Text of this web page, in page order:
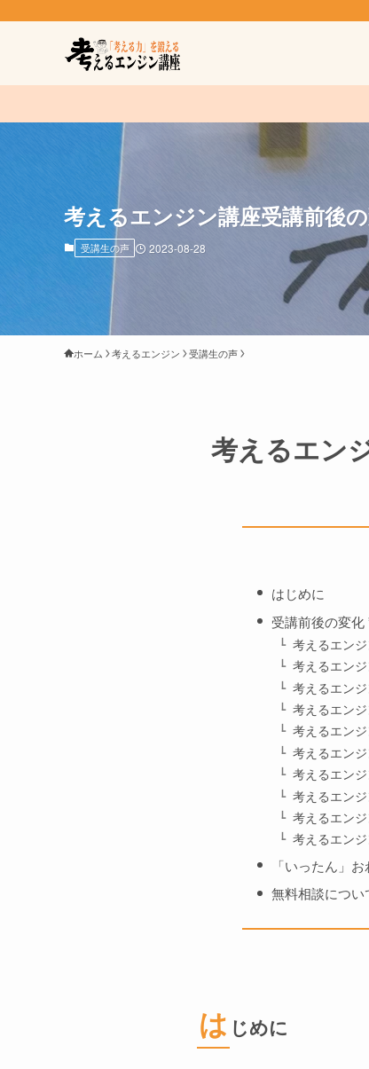
考えるエンジン講座受講前後
受講生の声 2023-08-28
ホーム 考えるエンジン 受講生の声
考えるエン
はじめに
受講前後の変化
考えるエン
考えるエン
考えるエン
考えるエン
考えるエン
考えるエン
考えるエン
考えるエン
考えるエン
考えるエン
「いったん」お
無料相談につい
は じめに